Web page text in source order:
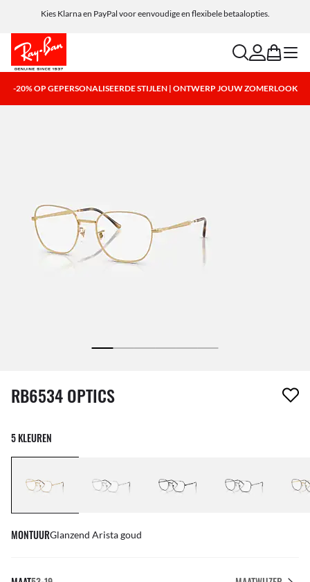
Kies Klarna en PayPal voor eenvoudige en flexibele betaalopties.
searchaccount
bag menu
-20% OP GEPERSONALISEERDE STIJLEN | ONTWERP JOUW ZOMERLOOK
1 item is uit je verlanglijst verwijderd
RB6534 OPTICS
5 KLEUREN
MONTUURGlanzend Arista goud